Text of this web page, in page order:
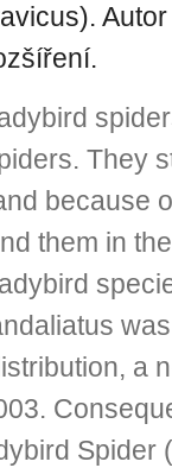
They
because
them in
a
Spider